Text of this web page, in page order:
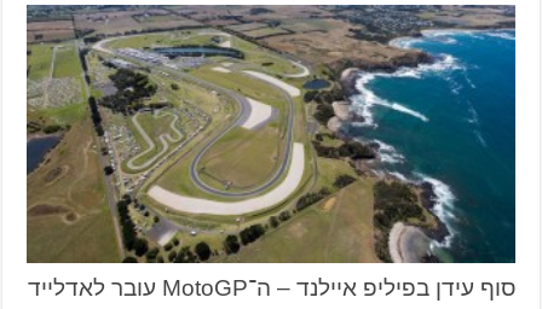
סוף עידן בפיליפ איילנד – ה־MotoGP עובר לאדלייד